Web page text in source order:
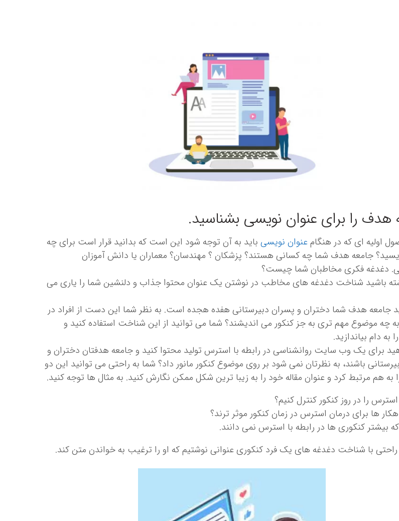
هدف را برای عنوان نویسی بشناسید.
اولیه ای که در هنگام عنوان نویسی باید به آن توجه شود این است که بدانید قرار است برای چه
جامعه هدف شما چه کسانی هستند؟ پزشکان ؟ مهندسان؟ معماران یا دانش آموزان
دغدغه فکری مخاطبان شما چیست؟
باشید شناخت دغدغه های مخاطب در نوشتن یک عنوان محتوا جذاب و دلنشین شما را یاری می
جامعه هدف شما دختران و پسران دبیرستانی هفده هجده است. به نظر شما این دست از افراد در
چه موضوع مهم تری به جز کنکور می اندیشند؟ شما می توانید از این شناخت استفاده کنید و
دام بیاندازید.
برای یک وب سایت روانشناسی در رابطه با استرس تولید محتوا کنید و جامعه هدفتان دختران و
باشند، به نظرتان نمی شود بر روی موضوع کنکور مانور داد؟ شما به راحتی می توانید این دو
به هم مرتبط کرد و عنوان مقاله خود را به زیبا ترین شکل ممکن نگارش کنید. به مثال ها توجه کنید.
با شناخت دغدغه های یک فرد کنکوری عنوانی نوشتیم که او را ترغیب به خواندن متن کند.